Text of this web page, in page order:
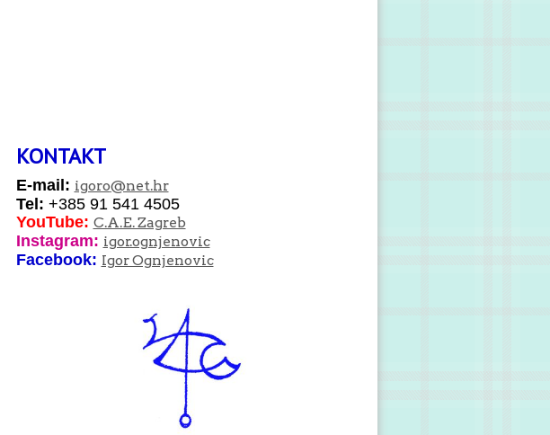
KONTAKT
E-mail: igoro@net.hr
Tel: +385 91 541 4505
YouTube: C.A.E. Zagreb
Instagram: igor.ognjenovic
Facebook: Igor Ognjenovic